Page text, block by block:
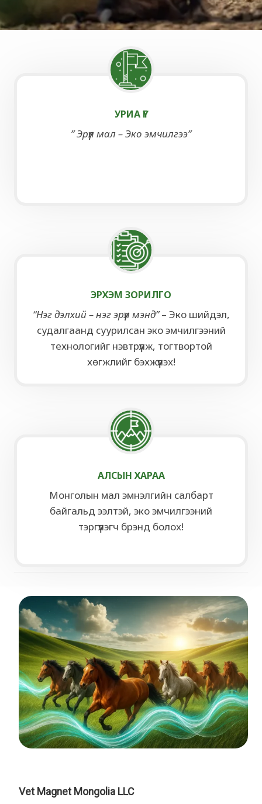
УРИА ҮГ
” Эрүүл мал – Эко эмчилгээ”
ЭРХЭМ ЗОРИЛГО
“Нэг дэлхий – нэг эрүүл мэнд”– Эко шийдэл,
судалгаанд суурилсан эко эмчилгээний
технологийг нэвтрүүлж, тогтвортой
хөгжлийг бэхжүүлэх!
АЛСЫН ХАРАА
Монголын мал эмнэлгийн салбарт
байгальд ээлтэй, эко эмчилгээний
тэргүүлэгч брэнд болох!
Vet Magnet Mongolia LLC